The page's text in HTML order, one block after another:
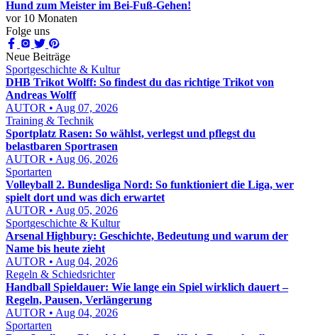
Hund zum Meister im Bei-Fuß-Gehen!
vor 10 Monaten
Folge uns
Neue Beiträge
Sportgeschichte & Kultur
DHB Trikot Wolff: So findest du das richtige Trikot von
Andreas Wolff
AUTOR • Aug 07, 2026
Training & Technik
Sportplatz Rasen: So wählst, verlegst und pflegst du
belastbaren Sportrasen
AUTOR • Aug 06, 2026
Sportarten
Volleyball 2. Bundesliga Nord: So funktioniert die Liga, wer
spielt dort und was dich erwartet
AUTOR • Aug 05, 2026
Sportgeschichte & Kultur
Arsenal Highbury: Geschichte, Bedeutung und warum der
Name bis heute zieht
AUTOR • Aug 04, 2026
Regeln & Schiedsrichter
Handball Spieldauer: Wie lange ein Spiel wirklich dauert –
Regeln, Pausen, Verlängerung
AUTOR • Aug 04, 2026
Sportarten